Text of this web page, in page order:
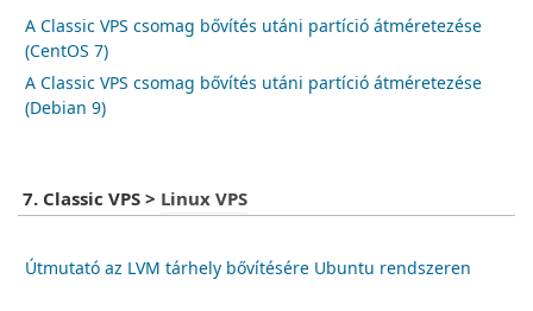
A Classic VPS csomag bővítés utáni partíció átméretezése
(CentOS 7)
A Classic VPS csomag bővítés utáni partíció átméretezése
(Debian 9)
7. Classic VPS > Linux VPS
Útmutató az LVM tárhely bővítésére Ubuntu rendszeren